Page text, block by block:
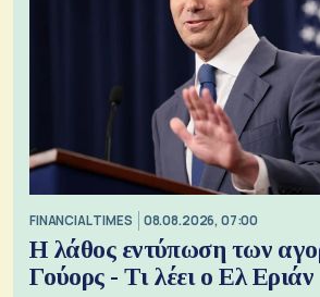
FINANCIAL TIMES 08.08.2026, 07:00
Η λάθος εντύπωση των
Γούορς - Τι λέει ο Ελ Εριάν